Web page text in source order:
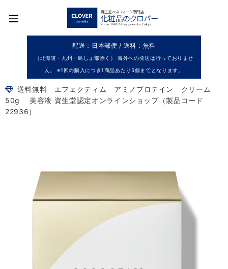
配送：日本郵便 / 送料：無料
（北海道・九州・島しょ部除く） 海外への発送は行っておりませ
ん。 ※1回の購入につき1商品あたり5個までとなります。
送料無料 エフェクティム アミノプロテイン クリーム
50g 美容液 資生堂認定オンラインショップ（製品コード
22936）